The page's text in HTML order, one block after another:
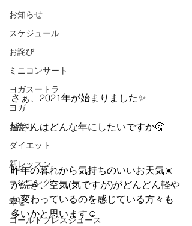
お知らせ
スケジュール
お詫び
ミニコンサート
ヨガスートラ
ヨガ
お参り
ダイエット
新レッスン
ランニング
幸せ
コールドプレスジュース
さぁ、2021年が始まりました✨
皆さんはどんな年にしたいですか🤔
昨年の暮れから気持ちのいいお天気☀️
が続き、空気(気ですが)がどんどん軽や
か変わっているのを感じている方々も
多いかと思います☺️